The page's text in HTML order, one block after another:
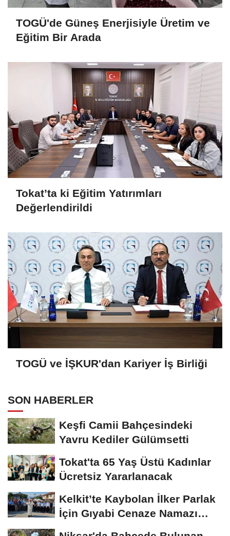
TOGÜ'de Güneş Enerjisiyle Üretim ve
Eğitim Bir Arada
Tokat’ta ki Eğitim Yatırımları
Değerlendirildi
TOGÜ ve İŞKUR'dan Kariyer İş Birliği
SON HABERLER
Keşfi Camii Bahçesindeki
Yavru Kediler Gülümsetti
Tokat'ta 65 Yaş Üstü Kadınlar
Ücretsiz Yararlanacak
Kelkit’te Kaybolan İlker Parlak
İçin Gıyabi Cenaze Namazı